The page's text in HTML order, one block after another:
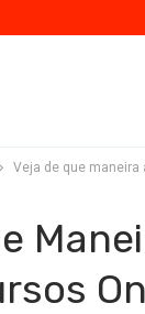
Veja de que